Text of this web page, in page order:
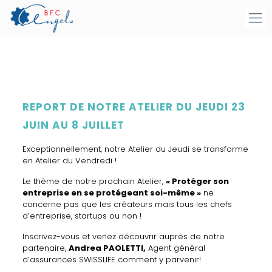
REPORT DE NOTRE ATELIER DU JEUDI 23
JUIN AU 8 JUILLET
Exceptionnellement, notre Atelier du Jeudi se transforme
en Atelier du Vendredi !
Le thème de notre prochain Atelier, « Protéger son
entreprise en se protégeant soi-même »ne
concerne pas que les créateurs mais tous les chefs
d’entreprise, startups ou non !
Inscrivez-vous et venez découvrir auprès de notre
partenaire, Andrea PAOLETTI, Agent général
d’assurances SWISSLIFE comment y parvenir!